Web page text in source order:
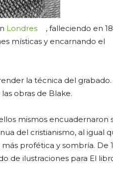
Londres
, falleciendo en
místicas y encarnando el
la técnica del grabado.
obras de Blake.
mismos encuadernaron
del cristianismo, al igual
profética y sombría. De
de ilustraciones para El